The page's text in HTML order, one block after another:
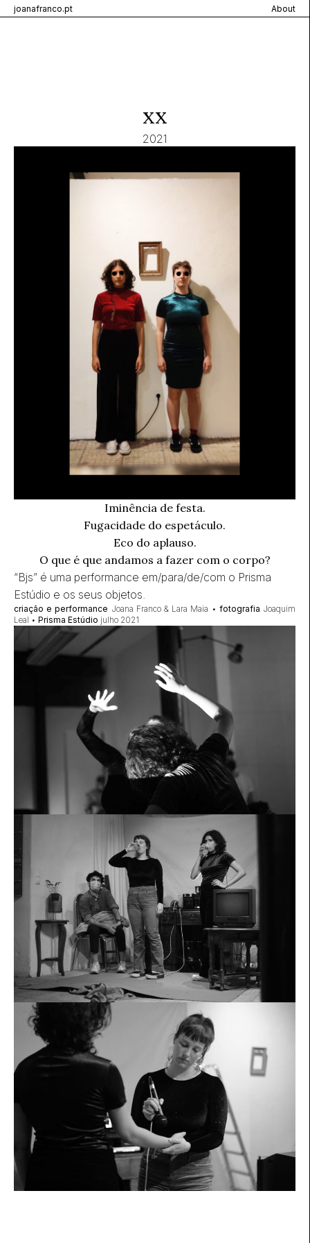
joanafranco.pt About
xx
2021
Iminência de festa.
Fugacidade do espetáculo.
Eco do aplauso.
O que é que andamos a fazer com o corpo?
“Bjs” é uma performance em/para/de/com o Prisma
Estúdio e os seus objetos.
criação e performance Joana Franco & Lara Maia • fotografia Joaquim
Leal • Prisma Estúdio julho 2021